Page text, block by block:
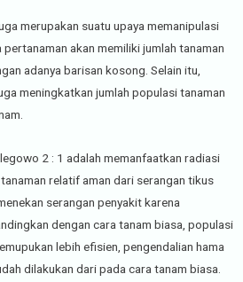
merupakan suatu upaya memanipulasi
akan memiliki jumlah tanaman
adanya barisan kosong. Selain itu,
meningkatkan jumlah populasi tanaman
2 : 1 adalah memanfaatkan radiasi
relatif aman dari serangan tikus
serangan penyakit karena
dengan cara tanam biasa, populasi
lebih efisien, pengendalian hama
dilakukan dari pada cara tanam biasa.